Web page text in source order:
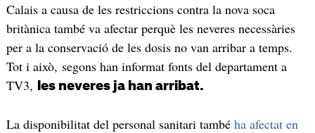
Calais a causa de les restriccions contra la nova soca
britànica també va afectar perquè les neveres necessàries
per a la conservació de les dosis no van arribar a temps.
Tot i això, segons han informat fonts del departament a
TV3,
les neveres ja han arribat.
La disponibilitat del personal sanitari tambéha afectat en